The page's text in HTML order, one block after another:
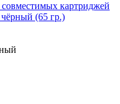
картриджей
(65 гр.)